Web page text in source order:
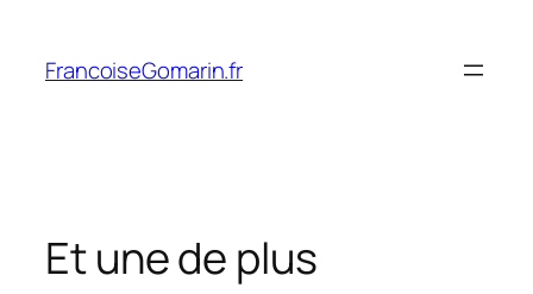
contenu
FrancoiseGomarin.fr
Et une de plus